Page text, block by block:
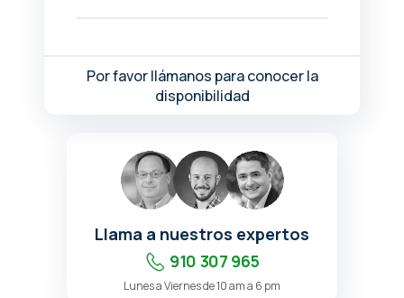
Por favor llámanos para conocer la
disponibilidad
Llama a nuestros expertos
910 307 965
Lunes a Viernes de 10 am a 6 pm